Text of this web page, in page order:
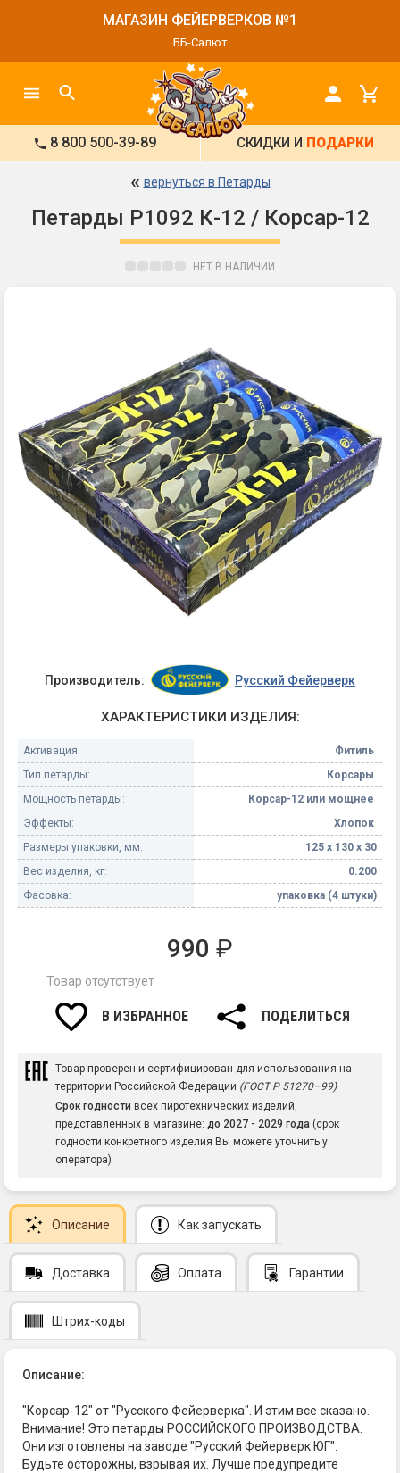
МАГАЗИН ФЕЙЕРВЕРКОВ №1
ББ-Салют
8 800 500-39-89 СКИДКИ И ПОДАРКИ
« вернуться в Петарды
Петарды Р1092 К-12 / Корсар-12
НЕТ В НАЛИЧИИ
Производитель: Русский Фейерверк
ХАРАКТЕРИСТИКИ ИЗДЕЛИЯ:
Активация:
Фитиль
Тип петарды:
Корсары
Мощность петарды:
Корсар-12 или мощнее
Эффекты:
Хлопок
Размеры упаковки, мм:
125 х 130 х 30
Вес изделия, кг:
0.200
Фасовка:
упаковка (4 штуки)
990 ₽
Товар отсутствует
В ИЗБРАННОЕ ПОДЕЛИТЬСЯ
Товар проверен и сертифицирован для использования на
территории Российской Федерации (ГОСТ Р 51270–99)
Срок годности всех пиротехнических изделий,
представленных в магазине: до 2027 - 2029 года (срок
годности конкретного изделия Вы можете уточнить у
оператора)
Описание Как запускать
Доставка Оплата Гарантии
Штрих-коды
Описание:
"Корсар-12" от "Русского Фейерверка". И этим все сказано.
Внимание! Это петарды РОССИЙСКОГО ПРОИЗВОДСТВА.
Они изготовлены на заводе "Русский Фейерверк ЮГ".
Будьте осторожны, взрывая их. Лучше предупредите